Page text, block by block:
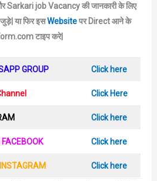
Sarkari job Vacancy की जानकारी के लिए
या फिर इसWebsiteपर Direct आने के
टाइप करे|
GROUP Click here
Click Here
Click here
FACEBOOK Click here
Click here